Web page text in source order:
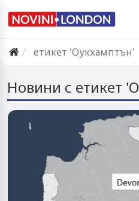
етикет 'Оукхамптън'
Новини с етикет